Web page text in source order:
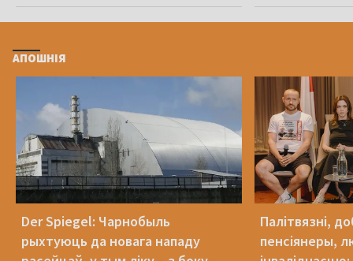
АПОШНІЯ
Der Spiegel: Чарнобыль
рыхтуюць да новага нападу
Палітвязні,
пенсіянеры,